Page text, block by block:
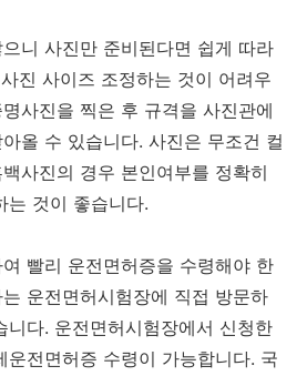
니 사진만 준비된다면 쉽게 따라
진 사이즈 조정하는 것이 어려우
사진을 찍은 후 규격을 사진관에
올 수 있습니다. 사진은 무조건 컬
사진의 경우 본인여부를 정확히
는 것이 좋습니다.
빨리 운전면허증을 수령해야 한
운전면허시험장에 직접 방문하
니다. 운전면허시험장에서 신청한
운전면허증 수령이 가능합니다. 국